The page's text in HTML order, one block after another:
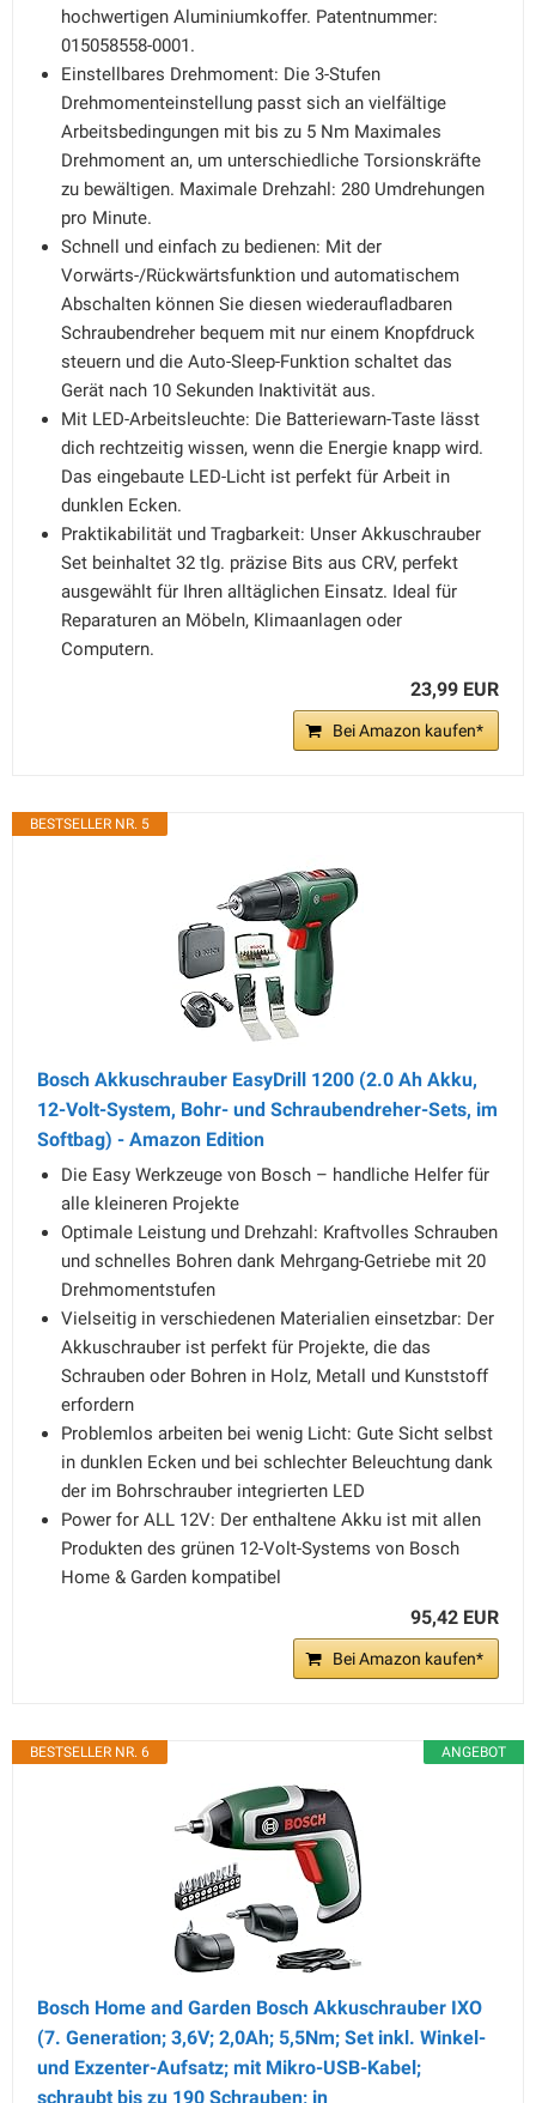
hochwertigen Aluminiumkoffer. Patentnummer:
015058558-0001.
Einstellbares Drehmoment: Die 3-Stufen
Drehmomenteinstellung passt sich an vielfältige
Arbeitsbedingungen mit bis zu 5 Nm Maximales
Drehmoment an, um unterschiedliche Torsionskräfte
zu bewältigen. Maximale Drehzahl: 280 Umdrehungen
pro Minute.
Schnell und einfach zu bedienen: Mit der
Vorwärts-/Rückwärtsfunktion und automatischem
Abschalten können Sie diesen wiederaufladbaren
Schraubendreher bequem mit nur einem Knopfdruck
steuern und die Auto-Sleep-Funktion schaltet das
Gerät nach 10 Sekunden Inaktivität aus.
Mit LED-Arbeitsleuchte: Die Batteriewarn-Taste lässt
dich rechtzeitig wissen, wenn die Energie knapp wird.
Das eingebaute LED-Licht ist perfekt für Arbeit in
dunklen Ecken.
Praktikabilität und Tragbarkeit: Unser Akkuschrauber
Set beinhaltet 32 tlg. präzise Bits aus CRV, perfekt
ausgewählt für Ihren alltäglichen Einsatz. Ideal für
Reparaturen an Möbeln, Klimaanlagen oder
Computern.
23,99 EUR
Bei Amazon kaufen*
BESTSELLER NR. 5
Bosch Akkuschrauber EasyDrill 1200 (2.0 Ah Akku,
12-Volt-System, Bohr- und Schraubendreher-Sets, im
Softbag) - Amazon Edition
Die Easy Werkzeuge von Bosch – handliche Helfer für
alle kleineren Projekte
Optimale Leistung und Drehzahl: Kraftvolles Schrauben
und schnelles Bohren dank Mehrgang-Getriebe mit 20
Drehmomentstufen
Vielseitig in verschiedenen Materialien einsetzbar: Der
Akkuschrauber ist perfekt für Projekte, die das
Schrauben oder Bohren in Holz, Metall und Kunststoff
erfordern
Problemlos arbeiten bei wenig Licht: Gute Sicht selbst
in dunklen Ecken und bei schlechter Beleuchtung dank
der im Bohrschrauber integrierten LED
Power for ALL 12V: Der enthaltene Akku ist mit allen
Produkten des grünen 12-Volt-Systems von Bosch
Home & Garden kompatibel
95,42 EUR
Bei Amazon kaufen*
ANGEBOT
BESTSELLER NR. 6
Bosch Home and Garden Bosch Akkuschrauber IXO
(7. Generation; 3,6V; 2,0Ah; 5,5Nm; Set inkl. Winkel-
und Exzenter-Aufsatz; mit Mikro-USB-Kabel;
schraubt bis zu 190 Schrauben; in